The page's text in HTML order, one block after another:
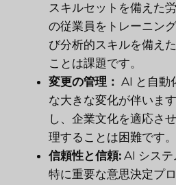
スキルセットを備えた
の従業員をトレーニン
び分析的スキルを備え
ことは課題です。
変更の管理： AI と自動
な大きな変化が伴いま
し、企業文化を適応さ
理することは困難です。
信頼性と信頼: AI システ
特に重要な意思決定プ